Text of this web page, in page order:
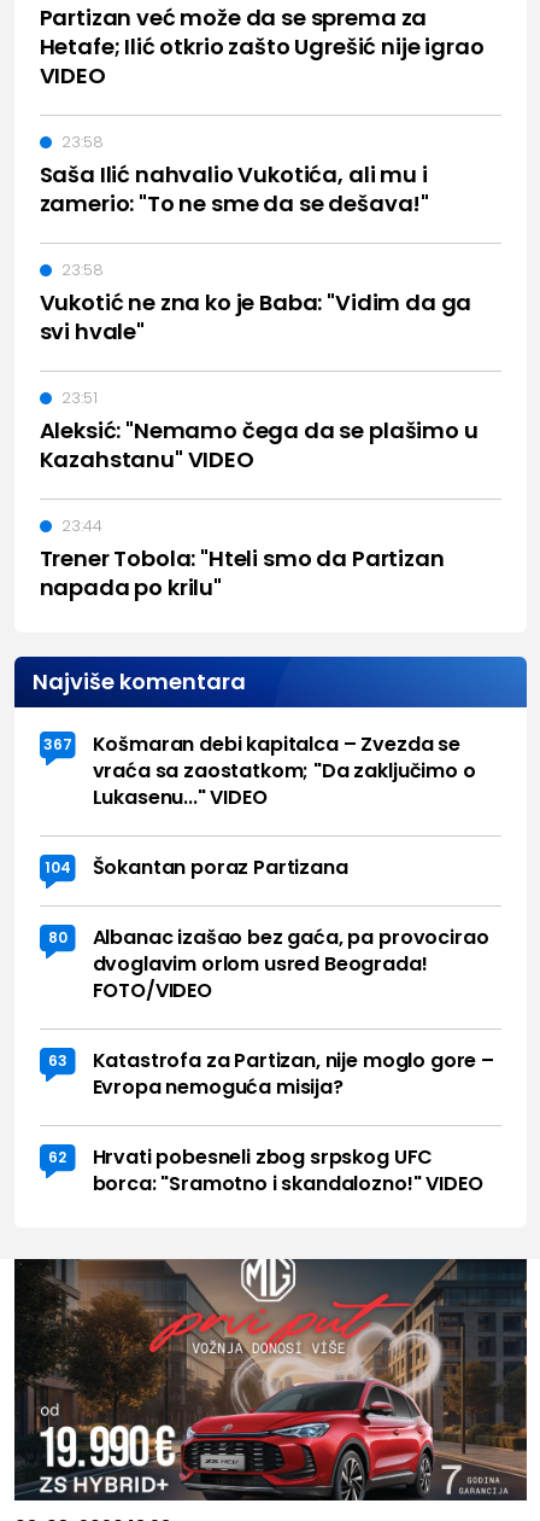
Partizan već može da se sprema za
Hetafe; Ilić otkrio zašto Ugrešić nije igrao
VIDEO
Saša Ilić nahvalio Vukotića, ali mu i
zamerio: "To ne sme da se dešava!"
23:58
Vukotić ne zna ko je Baba: "Vidim da ga
svi hvale"
23:58
Aleksić: "Nemamo čega da se plašimo u
Kazahstanu" VIDEO
23:51
Trener Tobola: "Hteli smo da Partizan
napada po krilu"
23:44
Najviše komentara
367
Košmaran debi kapitalca – Zvezda se
vraća sa zaostatkom; "Da zaključimo o
Lukasenu..." VIDEO
104 Šokantan poraz Partizana
80
Albanac izašao bez gaća, pa provocirao
dvoglavim orlom usred Beograda!
FOTO/VIDEO
63
Katastrofa za Partizan, nije moglo gore –
Evropa nemoguća misija?
62
Hrvati pobesneli zbog srpskog UFC
borca: "Sramotno i skandalozno!" VIDEO